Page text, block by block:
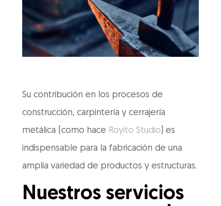
Su contribución en los procesos de
construcción, carpintería y cerrajería
metálica (como hace Royito Studio) es
indispensable para la fabricación de una
amplia variedad de productos y estructuras.
Nuestros servicios